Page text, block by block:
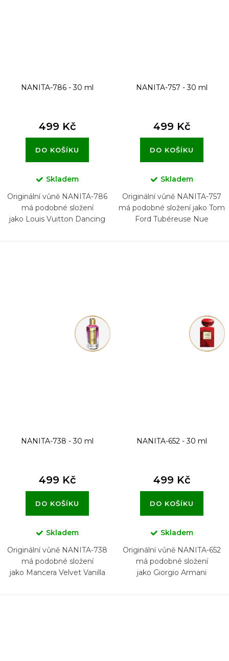
NANITA-786 - 30 ml
499 Kč
DO KOŠÍKU
Skladem
Originální vůně NANITA-786
má podobné složení
jako Louis Vuitton Dancing
NANITA-757 - 30 ml
499 Kč
DO KOŠÍKU
Skladem
Originální vůně NANITA-757
má podobné složení jako Tom
Ford Tubéreuse Nue
NANITA-738 - 30 ml
499 Kč
DO KOŠÍKU
Skladem
Originální vůně NANITA-738
má podobné složení
jako Mancera Velvet Vanilla
NANITA-652 - 30 ml
499 Kč
DO KOŠÍKU
Skladem
Originální vůně NANITA-652
má podobné složení
jako Giorgio Armani